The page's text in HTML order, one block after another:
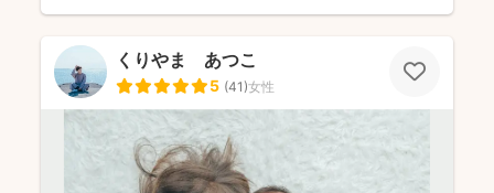
くりやま あつこ
5 (41)女性